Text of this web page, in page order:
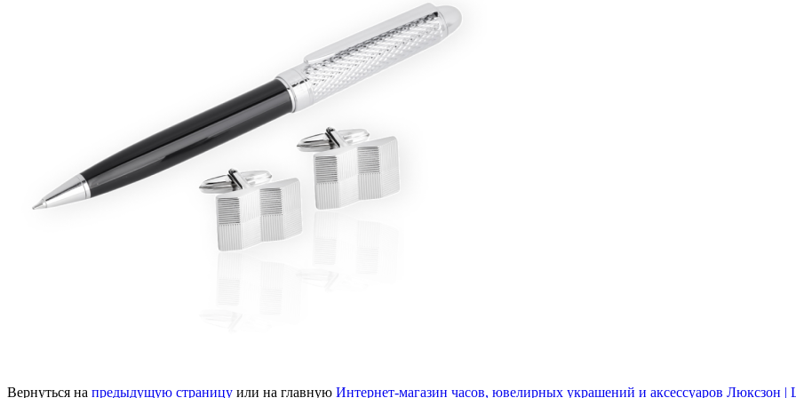
Вернуться на предыдущую страницу или на главную Интернет-магазин часов, ювелирных украшений и аксессуаров Люксзон |